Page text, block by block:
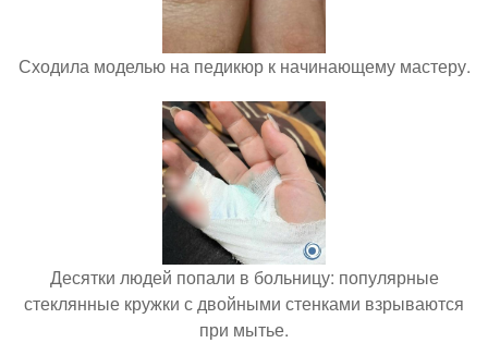
Сходила моделью на педикюр к начинающему мастеру.
Десятки людей попали в больницу: популярные
стеклянные кружки с двойными стенками взрываются
при мытье.